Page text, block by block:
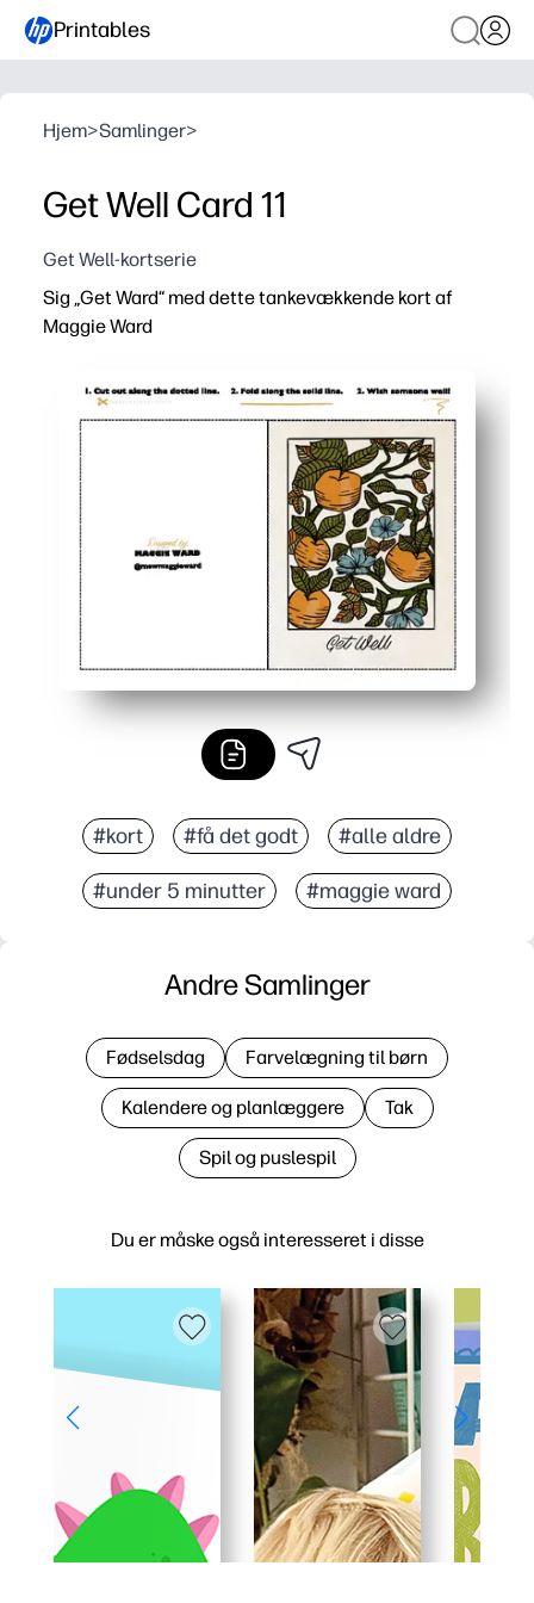
Printables
Hjem>Samlinger>
Get Well Card 11
Get Well-kortserie
Sig „Get Ward“ med dette tankevækkende kort af
Maggie Ward
Udskriv, fold og send på få minutter - ingen
Varmt, opløftende kunstværk hjælper dit budskab til
Tomt interiør giver børn og voksne masser af plads til
Perfekt til klasseværelser, naboer og
#kort #få det godt #alle aldre
#under 5 minutter #maggie ward
Du er måske også interesseret i disse
Andre Samlinger
Fødselsdag Farvelægning til børn
Kalendere og planlæggere Tak
Spil og puslespil